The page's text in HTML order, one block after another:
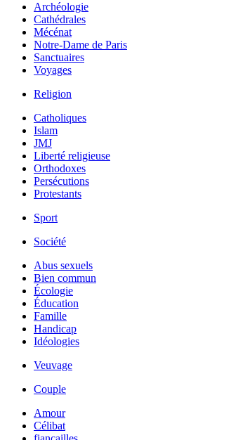
Archéologie
Cathédrales
Mécénat
Notre-Dame de Paris
Sanctuaires
Voyages
Religion
Catholiques
Islam
JMJ
Liberté religieuse
Orthodoxes
Persécutions
Protestants
Sport
Société
Abus sexuels
Bien commun
Écologie
Éducation
Famille
Handicap
Idéologies
Veuvage
Couple
Amour
Célibat